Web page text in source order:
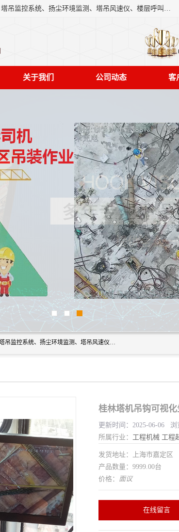
上海融瑞环保科技有限公司是吊钩可视化、塔吊黑匣子、扬尘监测系统、塔吊监控系统、扬尘环境监测、塔吊风速仪、楼层呼叫器、主令控制器、人脸识别、风速仪等一系列环保设备的研发生产销售为一体的专业化公司。
关于我们 公司动态 客
上海融瑞环保科技有限公司是吊钩可视化、塔吊黑匣子、扬尘监测系统、塔吊监控系统、扬尘环境监测、塔吊风速仪、楼层呼叫器、主令控制器、人脸识别、风速仪等一系列环保设备的研发生产销售为一体的专业化公司。
更新时间：2025-06-06 浏
所属行业： 工程机械 工程
发货地址：上海市嘉定区
产品数量：9999.00台
价格： 面议
在线留言